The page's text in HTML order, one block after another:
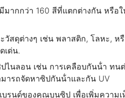
มากกว่า 160 สีที่แตกต่างกัน หรื
วัสดุต่างๆ เช่น พลาสติก, โลหะ,
เด่น.
ไนลอน เช่น การเคลือบกันน้ํา ท
ารถจัดหาซิปกันน้ําและกัน UV
รนด์ของคุณบนซิป เพื่อเพิ่มความ